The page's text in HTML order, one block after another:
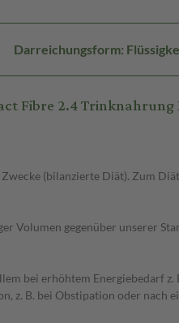
Darreichungsform:
Fibre 2.4 Trinknahrung
(bilanzierte Diät). Zum
Volumen gegenüber unserer
bei erhöhtem Energiebedarf
z. B. bei Obstipation oder nach